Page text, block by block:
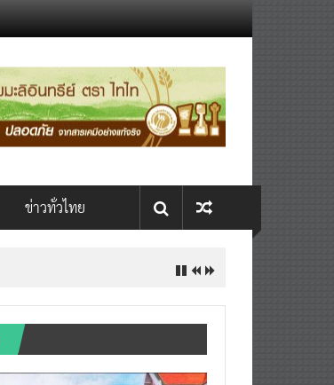
ข่าวทั่วไทย